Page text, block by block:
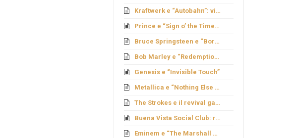
Kraftwerk e “Autobahn”: viaggio elettronico
Prince e “Sign o’ the Times”: genio e provocazione
Bruce Springsteen e “Born to Run”: sogno americano
Bob Marley e “Redemption Song”
Genesis e “Invisible Touch”
Metallica e “Nothing Else Matters”: ballata metal
The Strokes e il revival garage
Buena Vista Social Club: rinascita cubana
Eminem e “The Marshall Mathers LP”